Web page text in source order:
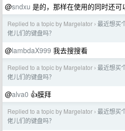
@sndxu 是的，那样在使用的同时还可
Replied to a topic by Margelator › 最近想买
佬儿们的键盘吗？
@lambdaX999 我去搜搜看
Replied to a topic by Margelator › 最近想买
佬儿们的键盘吗？
@alva0 👍膜拜
Replied to a topic by Margelator › 最近想买
佬儿们的键盘吗？